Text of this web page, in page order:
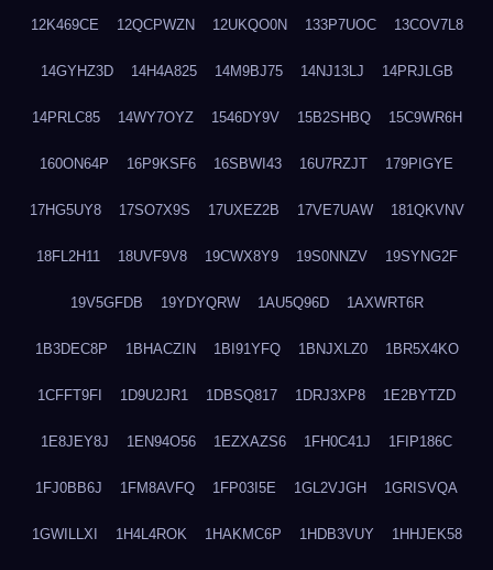
12K469CE 12QCPWZN 12UKQO0N 133P7UOC 13COV7L8
14GYHZ3D 14H4A825 14M9BJ75 14NJ13LJ 14PRJLGB
14PRLC85 14WY7OYZ 1546DY9V 15B2SHBQ 15C9WR6H
160ON64P 16P9KSF6 16SBWI43 16U7RZJT 179PIGYE
17HG5UY8 17SO7X9S 17UXEZ2B 17VE7UAW 181QKVNV
18FL2H11 18UVF9V8 19CWX8Y9 19S0NNZV 19SYNG2F
19V5GFDB 19YDYQRW 1AU5Q96D 1AXWRT6R
1B3DEC8P 1BHACZIN 1BI91YFQ 1BNJXLZ0 1BR5X4KO
1CFFT9FI 1D9U2JR1 1DBSQ817 1DRJ3XP8 1E2BYTZD
1E8JEY8J 1EN94O56 1EZXAZS6 1FH0C41J 1FIP186C
1FJ0BB6J 1FM8AVFQ 1FP03I5E 1GL2VJGH 1GRISVQA
1GWILLXI 1H4L4ROK 1HAKMC6P 1HDB3VUY 1HHJEK58